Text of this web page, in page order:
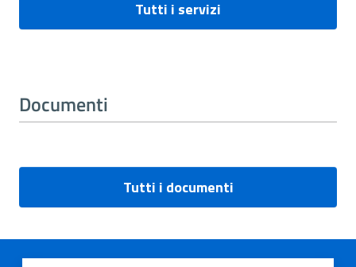
Tutti i servizi
Documenti
Tutti i documenti